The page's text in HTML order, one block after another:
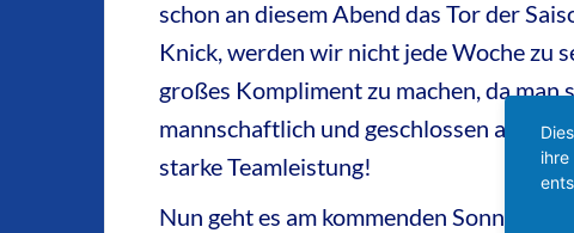
schon an diesem Abend das Tor der
Knick, werden wir nicht jede Woche zu
großes Kompliment zu machen, da
mannschaftlich und geschlossen
starke Teamleistung!
Nun geht es am kommenden Sonntag